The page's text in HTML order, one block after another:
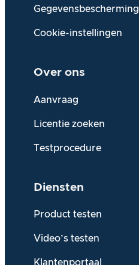
Gegevensbescherming
Cookie-instellingen
Over ons
Aanvraag
Licentie zoeken
Testprocedure
Diensten
Product testen
Video’s testen
Klantenportaal